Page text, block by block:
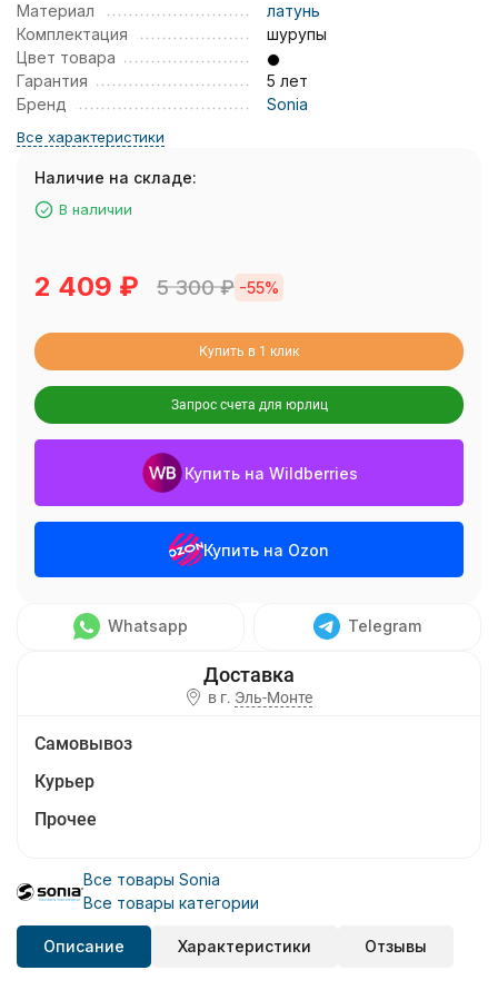
Материал
латунь
Комплектация
шурупы
Цвет товара
Гарантия
5 лет
Бренд
Sonia
Все характеристики
Наличие на складе:
В наличии
2 409 ₽ 5 300₽ -55%
Купить в 1 клик
Запрос счета для юрлиц
Купить на Wildberries
Купить на Ozon
Whatsapp Telegram
в г. Эль-Монте
Самовывоз
Курьер
Прочее
Все товары Sonia
Все товары категории
Описание Характеристики Отзывы